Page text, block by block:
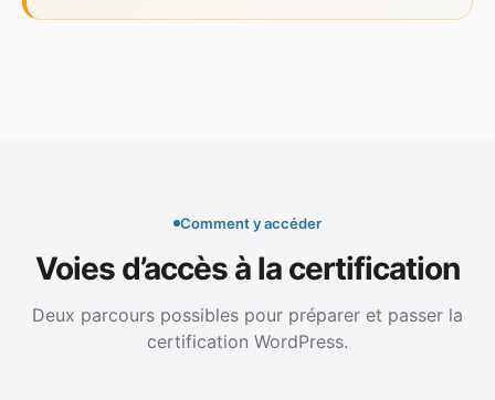
Comment y accéder
Voies d’accès à la certification
Deux parcours possibles pour préparer et passer la
certification WordPress.